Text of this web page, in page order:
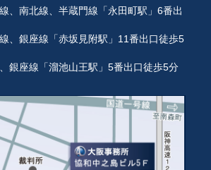
、南北線、半蔵門線「永田町駅」6番出
、銀座線「赤坂見附駅」11番出口徒歩5
銀座線「溜池山王駅」5番出口徒歩5分